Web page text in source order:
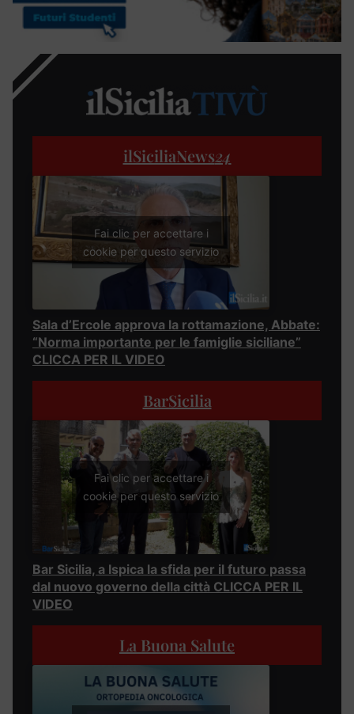
ilSiciliaNews24
Fai clic per accettare i
cookie per questo servizio
Sala d’Ercole approva la rottamazione, Abbate:
“Norma importante per le famiglie siciliane”
CLICCA PER IL VIDEO
BarSicilia
Fai clic per accettare i
cookie per questo servizio
Bar Sicilia, a Ispica la sfida per il futuro passa
dal nuovo governo della città CLICCA PER IL
VIDEO
La Buona Salute